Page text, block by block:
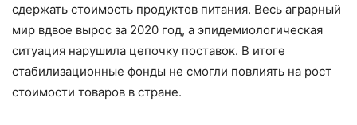
сдержать стоимость продуктов питания. Весь аграрный
мир вдвое вырос за 2020 год, а эпидемиологическая
ситуация нарушила цепочку поставок. В итоге
стабилизационные фонды не смогли повлиять на рост
стоимости товаров в стране.